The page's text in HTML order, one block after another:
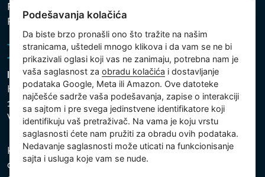
Politika zaštite ličnih i drugih obrađivanih podataka
Politika kolačića
Intex Trading, s.r.o.
Hradecká 2526/3
130 00 Praha 3
Vinohrady - Česká republika
Kompanija je registrovana u Opštinskom sudu u Pragu,
odeljak C, uložak 74759, Identifikacioni broj kompanije:
Podešavanja kolačića
Da biste brzo pronašli ono što tražite na našim
stranicama, uštedeli mnogo klikova i da vam se ne bi
prikazivali oglasi koji vas ne zanimaju, potrebna nam je
vaša saglasnost zaobradu kolačića i dostavljanje
podataka Google, Meta ili Amazon. Ove datoteke
najčešće sadrže vaša podešavanja, zapise o interakciji
sa sajtom i pre svega jedinstvene identifikatore koji
identifikuju vaš pretraživač. Na vama je koju vrstu
saglasnosti ćete nam pružiti za obradu ovih podataka.
Nedavanje saglasnosti može uticati na funkcionisanje
sajta i usluga koje vam se nude.